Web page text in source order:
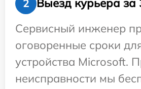
2
Выезд курьера за
Сервисный инженер
оговоренные сроки
устройства Microsoft.
неисправности мы